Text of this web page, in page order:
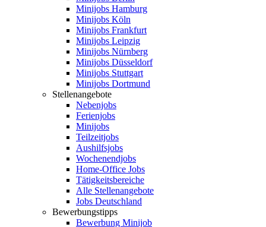
Minijobs Hamburg
Minijobs Köln
Minijobs Frankfurt
Minijobs Leipzig
Minijobs Nürnberg
Minijobs Düsseldorf
Minijobs Stuttgart
Minijobs Dortmund
Stellenangebote
Nebenjobs
Ferienjobs
Minijobs
Teilzeitjobs
Aushilfsjobs
Wochenendjobs
Home-Office Jobs
Tätigkeitsbereiche
Alle Stellenangebote
Jobs Deutschland
Bewerbungstipps
Bewerbung Minijob